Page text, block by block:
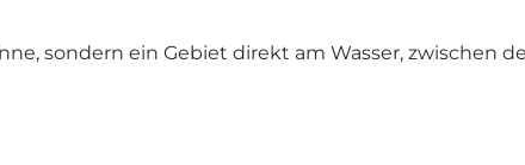
sondern ein Gebiet direkt am Wasser, zwischen